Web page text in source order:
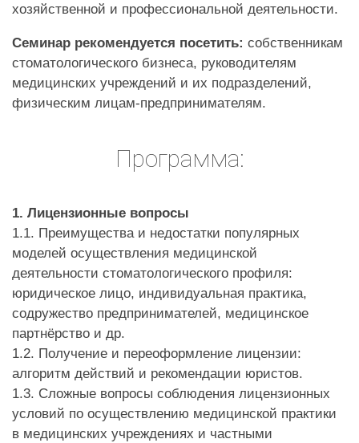
хозяйственной и профессиональной деятельности.
Семинар рекомендуется посетить: собственникам
стоматологического бизнеса, руководителям
медицинских учреждений и их подразделений,
физическим лицам-предпринимателям.
Программа:
1. Лицензионные вопросы
1.1. Преимущества и недостатки популярных
моделей осуществления медицинской
деятельности стоматологического профиля:
юридическое лицо, индивидуальная практика,
содружество предпринимателей, медицинское
партнёрство и др.
1.2. Получение и переоформление лицензии:
алгоритм действий и рекомендации юристов.
1.3. Сложные вопросы соблюдения лицензионных
условий по осуществлению медицинской практики
в медицинских учреждениях и частными